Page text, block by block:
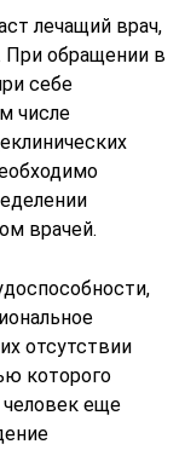
лечащий врач,
При обращении в
себе
числе
врачей.
отсутствии
которого
еще